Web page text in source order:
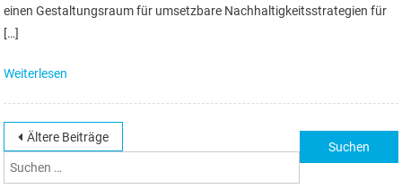
einen Gestaltungsraum für umsetzbare Nachhaltigkeitsstrategien für
[…]
Weiterlesen
Beitragsnavigation
Ältere Beiträge
Suchen
nach: